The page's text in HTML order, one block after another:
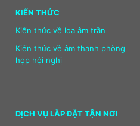
KIẾN THỨC
Kiến thức về loa âm trần
Kiến thức về âm thanh phòng
họp hội nghị
DỊCH VỤ LẮP ĐẶT TẬN NƠI